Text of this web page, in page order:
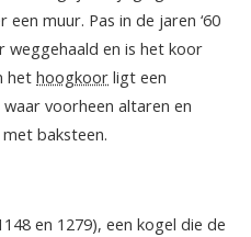
muur. Pas in de jaren ‘60
weggehaald en is het koor
het hoogkoor ligt een
voorheen altaren en
baksteen.
en 1279), een kogel die de